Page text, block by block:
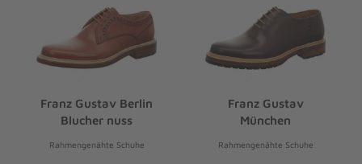
Franz Gustav Berlin
Blucher nuss
Rahmengenähte Schuhe
Franz Gustav
München
Rahmengenähte Schuhe